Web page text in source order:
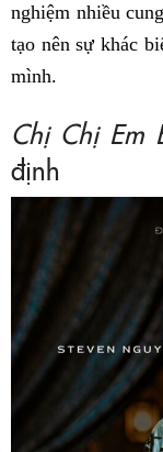
nghiệm nhiều
tạo nên sự khác
mình.
Chị Chị Em
định